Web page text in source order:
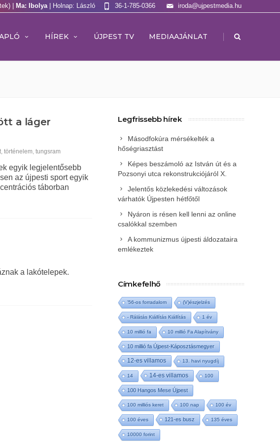
| Ma: Ibolya | Holnap: László iroda@ujpestmedia.hu
36-1-785-0366
HÍREK ÚJPEST TV MEDIAAJÁNLAT |
a láger
,történelem,tungsram
egyik legjelentősebb
az újpesti sport egyik
táborban
a lakótelepek.
Legfrissebb hírek
Másodfokúra mérsékelték a
hőségriasztást
Képes beszámoló az István út és a
Pozsonyi utca rekonstrukciójáról X.
Jelentős közlekedési változások
várhatók Újpesten hétfőtől
Nyáron is résen kell lenni az online
csalókkal szemben
A kommunizmus újpesti áldozataira
emlékeztek
Címkefelhő
'56-os forradalom (V)észjelzés
- Rálátás Kiállítás Kiállítás 1 év
10 millió fa 10 millió Fa Alapítvány
10 millió fa Újpest-Káposztásmegyer
12-es villamos 13. havi nyugdíj
14 14-es villamos 100
100 Hangos Mese Újpest
100 milliós keret 100 nap 100 év
100 éves 121-es busz 135 éves
10000 forint